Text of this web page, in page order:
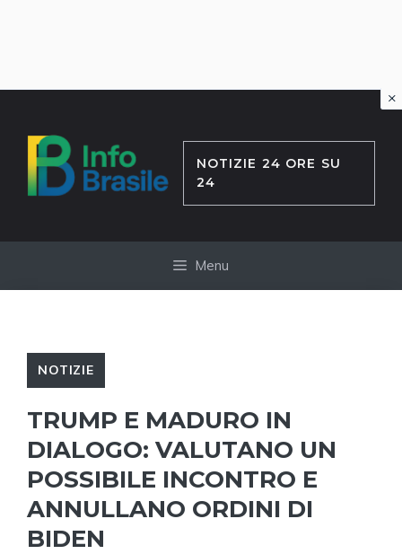
contenuto
NOTIZIE 24 ORE SU
24
Menu
NOTIZIE
TRUMP E MADURO IN
DIALOGO: VALUTANO UN
POSSIBILE INCONTRO E
ANNULLANO ORDINI DI
BIDEN
×